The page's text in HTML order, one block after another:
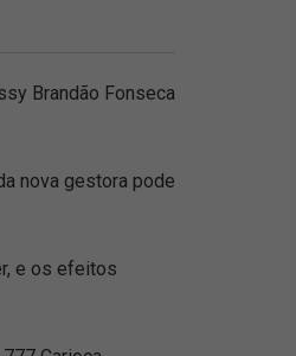
Brandão Fonseca
nova gestora pode
e os efeitos